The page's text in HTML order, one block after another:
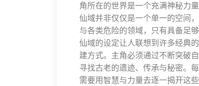
角所在的世界是一个充满神秘力
仙域并非仅仅是一个单一的空间
与各类危险的领域，只有具备足
仙域的设定让人联想到许多经典
建方式。主角必须通过不断突破
寻找古老的遗迹、传承与秘密。
需要用智慧与力量去逐一揭开这些